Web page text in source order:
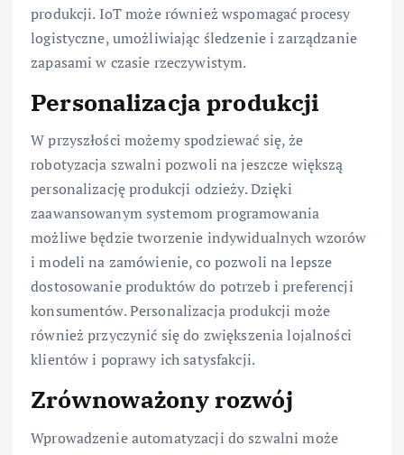
produkcji. IoT może również wspomagać procesy
logistyczne, umożliwiając śledzenie i zarządzanie
zapasami w czasie rzeczywistym.
Personalizacja produkcji
W przyszłości możemy spodziewać się, że
robotyzacja szwalni pozwoli na jeszcze większą
personalizację produkcji odzieży. Dzięki
zaawansowanym systemom programowania
możliwe będzie tworzenie indywidualnych wzorów
i modeli na zamówienie, co pozwoli na lepsze
dostosowanie produktów do potrzeb i preferencji
konsumentów. Personalizacja produkcji może
również przyczynić się do zwiększenia lojalności
klientów i poprawy ich satysfakcji.
Zrównoważony rozwój
Wprowadzenie automatyzacji do szwalni może